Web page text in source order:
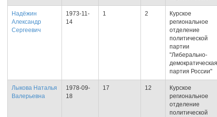
Надёжин
Александр
Сергеевич
1973-11-
14
1 2
Курское
региональное
отделение
политической
партии
"Либерально-
демократическая
партия России"
Лыкова Наталья
Валерьевна
1978-09-
18
17 12
Курское
региональное
отделение
политической